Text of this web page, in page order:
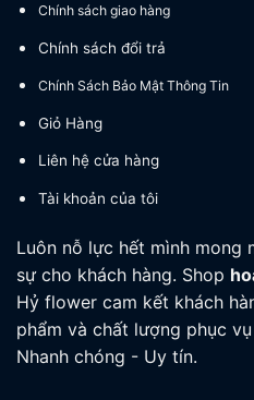
Chính sách giao hàng
Chính sách đổi trả
Chính Sách Bảo Mật Thông Tin
Giỏ Hàng
Liên hệ cửa hàng
Tài khoản của tôi
Luôn nỗ lực hết mình mong
sự cho khách hàng. Shop
Hỷ flower cam kết khách
phẩm và chất lượng phục
Nhanh chóng - Uy tín.